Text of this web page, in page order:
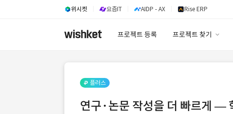
위시켓 요즘IT AIDP - AX Rise ERP
프로젝트 등록 프로젝트 찾기
플러스
연구·논문 작성을 더 빠르게 —